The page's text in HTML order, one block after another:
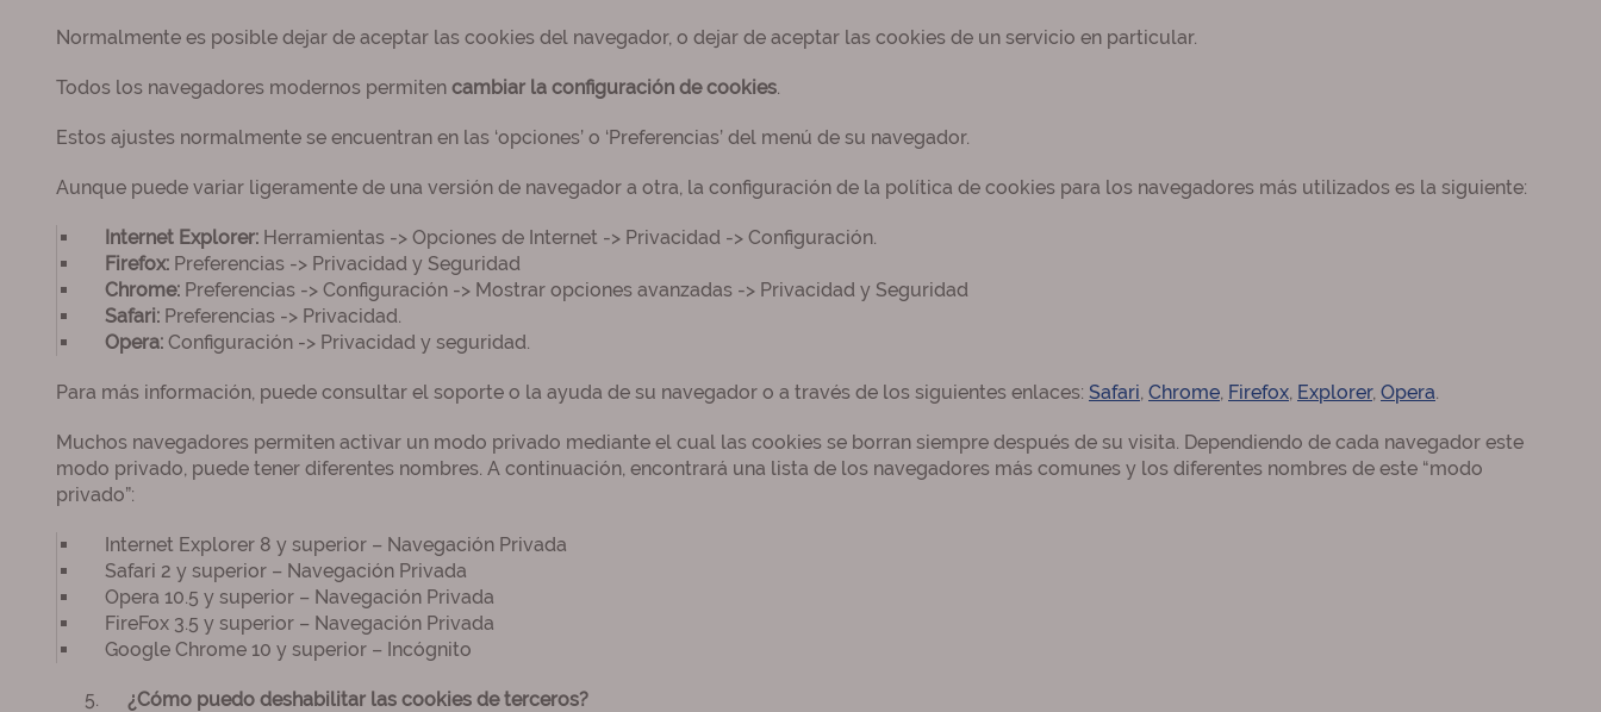
Normalmente es posible dejar de aceptar las cookies del navegador, o dejar de aceptar las cookies de un servicio en particular.
Todos los navegadores modernos permiten cambiar la configuración de cookies.
Estos ajustes normalmente se encuentran en las ‘opciones’ o ‘Preferencias’ del menú de su navegador.
Aunque puede variar ligeramente de una versión de navegador a otra, la configuración de la política de cookies para los navegadores más utilizados es la siguiente:
Internet Explorer: Herramientas -> Opciones de Internet -> Privacidad -> Configuración.
Firefox: Preferencias -> Privacidad y Seguridad
Chrome: Preferencias -> Configuración -> Mostrar opciones avanzadas -> Privacidad y Seguridad
Safari: Preferencias -> Privacidad.
Opera: Configuración -> Privacidad y seguridad.
Para más información, puede consultar el soporte o la ayuda de su navegador o a través de los siguientes enlaces: Safari, Chrome, Firefox, Explorer, Opera.
Muchos navegadores permiten activar un modo privado mediante el cual las cookies se borran siempre después de su visita. Dependiendo de cada navegador este
modo privado, puede tener diferentes nombres. A continuación, encontrará una lista de los navegadores más comunes y los diferentes nombres de este “modo
privado”:
Internet Explorer 8 y superior – Navegación Privada
Safari 2 y superior – Navegación Privada
Opera 10.5 y superior – Navegación Privada
FireFox 3.5 y superior – Navegación Privada
Google Chrome 10 y superior – Incógnito
¿Cómo puedo deshabilitar las cookies de terceros?